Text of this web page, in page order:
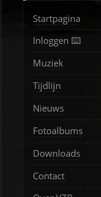
Startpagina
Inloggen ⌨️
Muziek
Tijdlijn
Nieuws
Fotoalbums
Downloads
Contact